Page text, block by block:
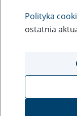
Zgłoszenie/
prawnej lub
skorzystaj z pliku
na komputerze, a
Reader
Polityka
ostatnia